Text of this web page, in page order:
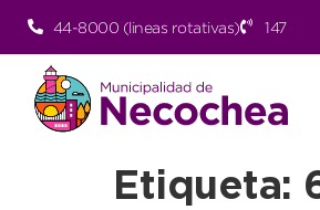
44-8000 (lineas rotativas) 147
Etiqueta: